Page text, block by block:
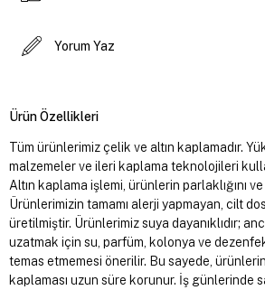
Yorum Yaz
Ürün Özellikleri
Tüm ürünlerimiz çelik ve altın kaplamadır.
malzemeler ve ileri kaplama teknolojileri
Altın kaplama işlemi, ürünlerin parlaklığını ve
Ürünlerimizin tamamı alerji yapmayan, cilt
üretilmiştir. Ürünlerimiz suya dayanıklıdır;
uzatmak için su, parfüm, kolonya ve
temas etmemesi önerilir. Bu sayede,
kaplaması uzun süre korunur. İş günlerinde